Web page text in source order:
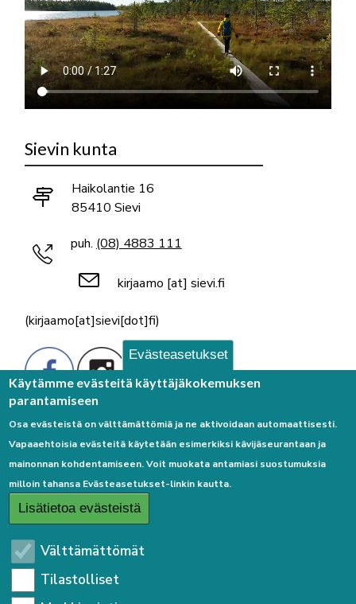
Sievin kunta
Haikolantie 16
85410 Sievi
puh. (08) 4883 111
kirjaamo [at] sievi.fi
(kirjaamo[at]sievi[dot]fi)
Palaute
Linkkejä
Etusivulle
Evästeasetukset
Käytämme evästeitä käyttäjäkokemuksen
parantamiseen
Osa evästeistä on välttämättömiä ja ne aktivoidaan automaattisesti.
Vapaaehtoisia evästeitä käytetään esimerkiksi kävijäseurantaan ja
mainonnan kohdentamiseen. Voit muokata antamiasi suostumuksia
milloin tahansa Evästeasetukset-linkin kautta.
Lisätietoa evästeistä
Välttämättömät
Tilastolliset